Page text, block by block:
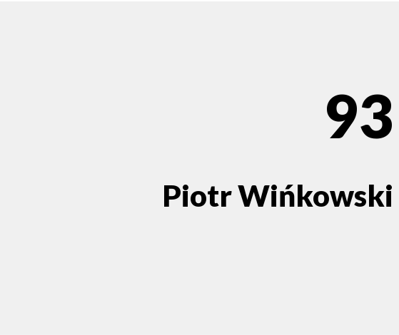
93
Piotr Wińkowski